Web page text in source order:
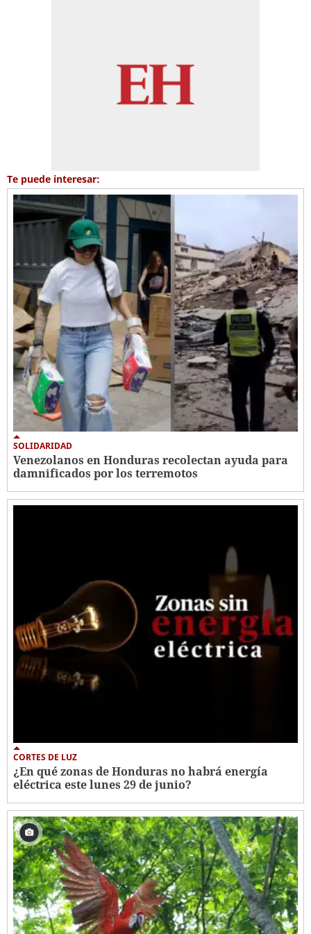
Te puede interesar:
SOLIDARIDAD
Venezolanos en Honduras recolectan ayuda para
damnificados por los terremotos
CORTES DE LUZ
¿En qué zonas de Honduras no habrá energía
eléctrica este lunes 29 de junio?